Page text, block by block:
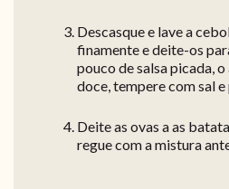
Descasque e lave a
finamente e deite-os
pouco de salsa picada,
doce, tempere com sal
Deite as ovas a as
regue com a mistura